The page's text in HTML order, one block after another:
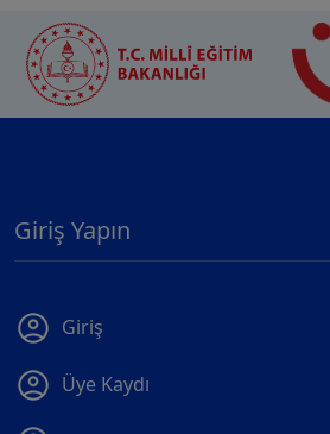
Giriş Yapın
Giriş
Üye Kaydı